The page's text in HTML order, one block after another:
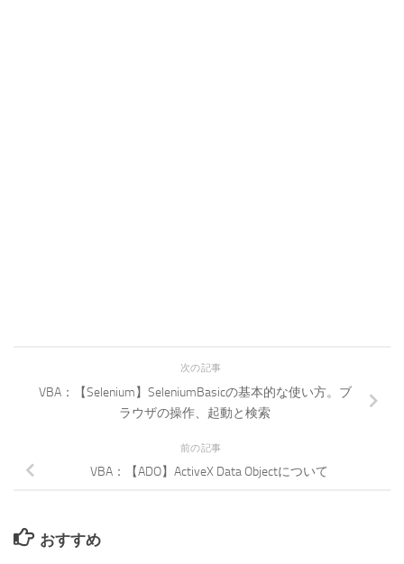
次の記事
VBA：【Selenium】SeleniumBasicの基本的な使い方。ブ
ラウザの操作、起動と検索
前の記事
VBA：【ADO】ActiveX Data Objectについて
おすすめ